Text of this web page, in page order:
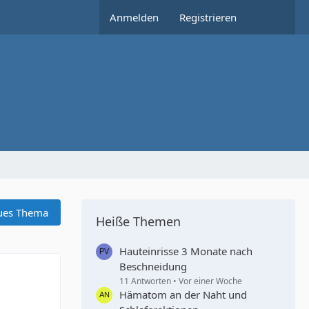
Anmelden Registrieren
Thema
Heiße Themen
Hauteinrisse 3 Monate nach
Beschneidung
11 Antworten Vor einer Woche
Hämatom an der Naht und